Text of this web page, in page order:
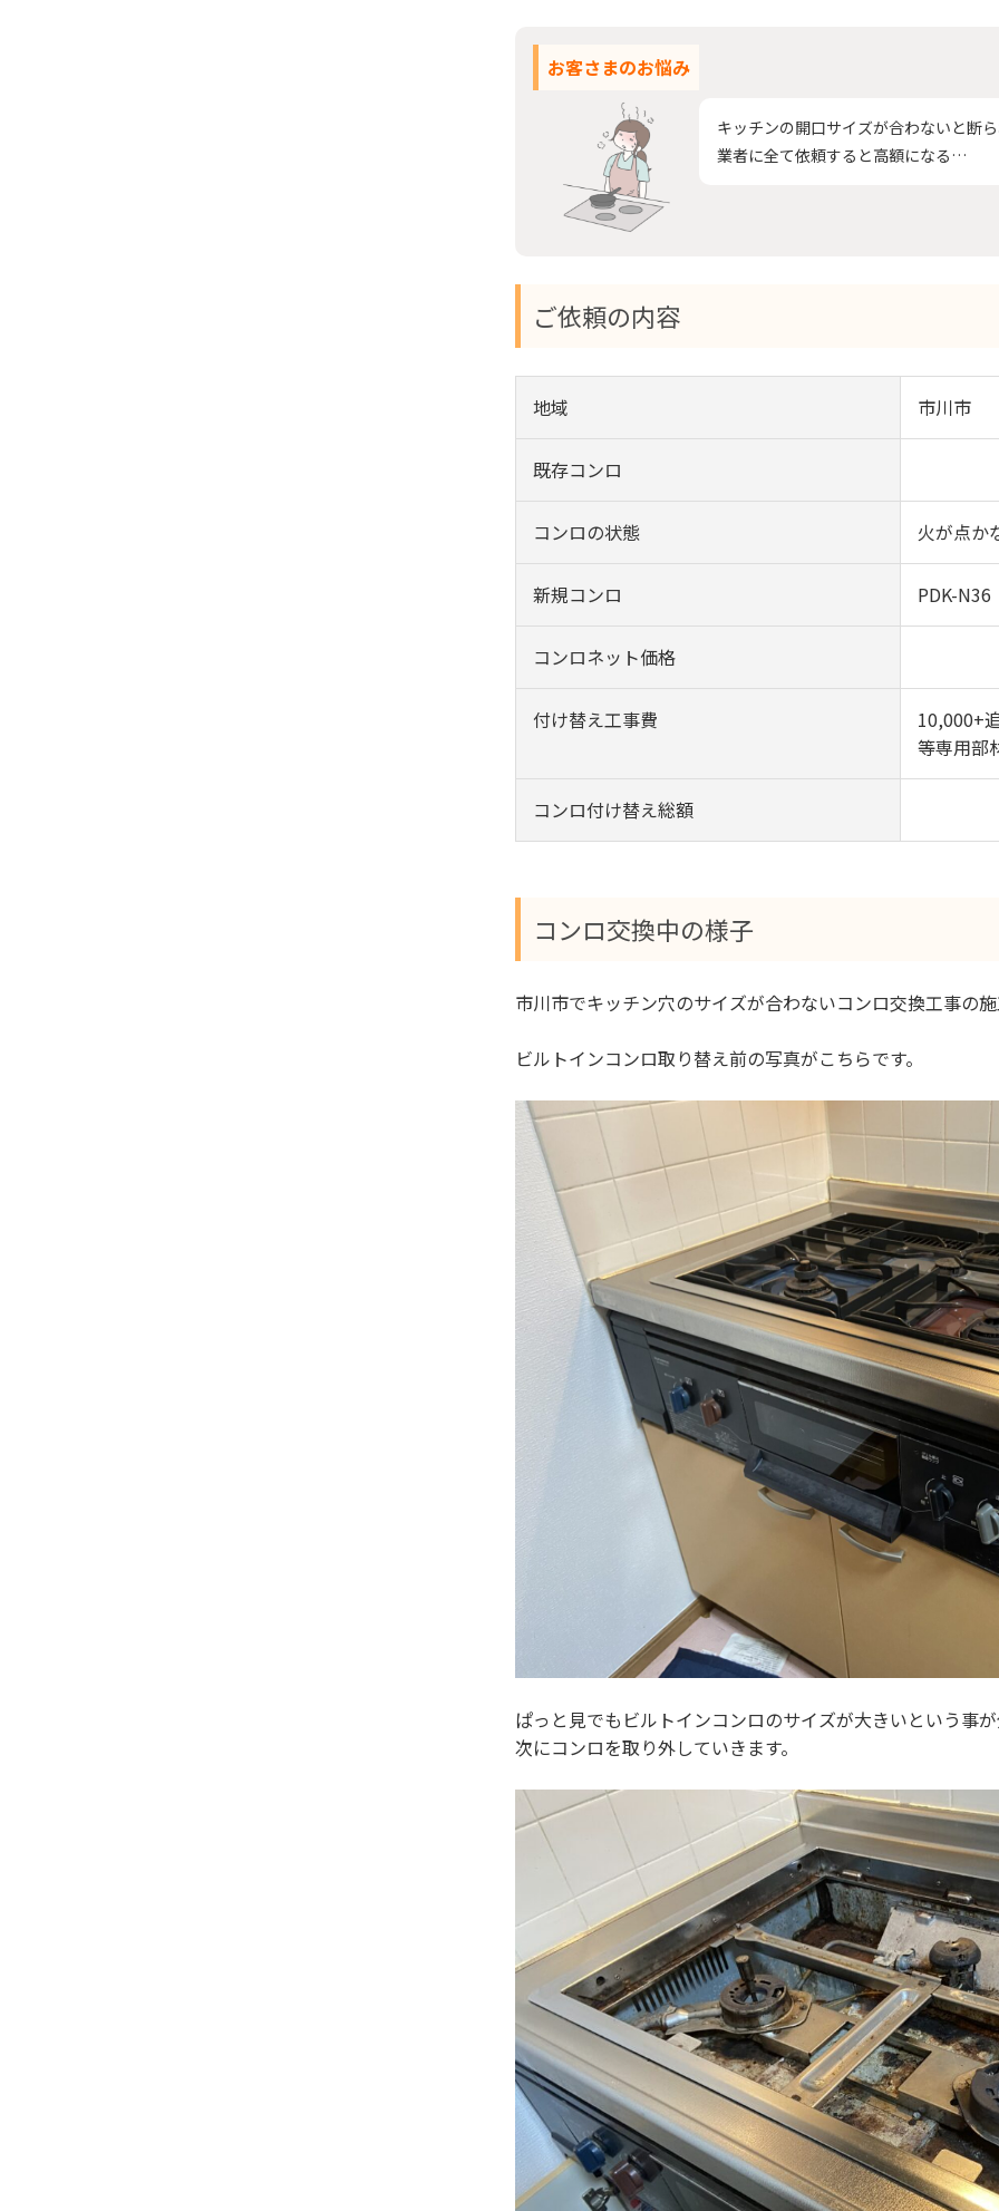
お客さまのお悩み
キッチンの開口サイズが合わないと断
業者に全て依頼すると高額になる…
ご依頼の内容
地域 市川市
既存コンロ
コンロの状態 火が点か
新規コンロ PDK-N36
コンロネット価格
付け替え工事費
10,000+
等専用部
コンロ付け替え総額
コンロ交換中の様子
市川市でキッチン穴のサイズが合わないコンロ交換工事の施
ビルトインコンロ取り替え前の写真がこちらです。
ぱっと見でもビルトインコンロのサイズが大きいという事が
次にコンロを取り外していきます。